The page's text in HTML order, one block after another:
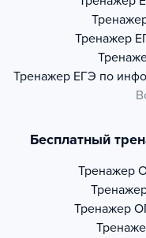
Тренажер
Тренажер ЕГЭ по
Бесплатный
Тренажер
Тренажер